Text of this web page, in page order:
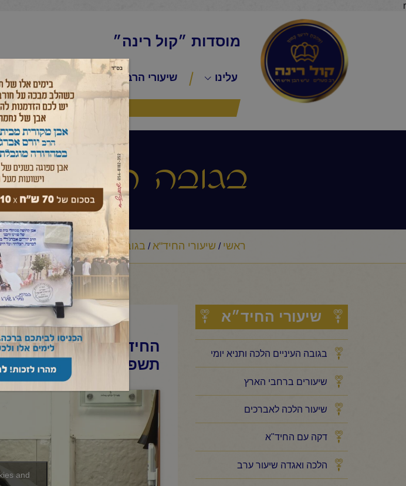
r
מוסדות ״קול רינה״
עלינו שיעורי הרב שיעורי החיד״א
בגובה העיניים
ראשי / שיעורי החיד"א/ בגובה העיניים הלכה ותניא יומי/
שיעורי החיד״א
בגובה העיניים הלכה ותניא יומי
שיעורים ברחבי הארץ
שיעור הלכה לאברכים
דקה עם החיד"א
הלכה ואגדה שיעור ערב
החיד"א-תניא יומי
תשפ"ה
and